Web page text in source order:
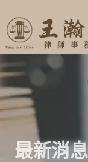
最新消息